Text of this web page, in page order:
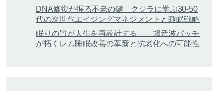
DNA修復が握る不老の鍵：クジラに学ぶ30-50
代の次世代エイジングマネジメントと睡眠戦略
眠りの質が人生を再設計する——超音波パッチ
が拓くレム睡眠改善の革新と抗老化への可能性